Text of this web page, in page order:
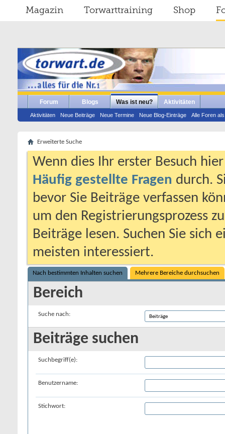
Magazin Torwarttraining Shop
Forum Blogs Was ist neu?
Aktivitäten Neue Beiträge Neue Termine Neue Blog-Einträge Alle Foren
Aktivitäten
Erweiterte Suche
Wenn dies Ihr erster Besuch
Häufig gestellte Fragen durch.
bevor Sie Beiträge verfassen
um den Registrierungsprozess
Beiträge lesen. Suchen Sie sich
meisten interessiert.
Nach bestimmten Inhalten suchen Mehrere Bereiche durchsuchen
Bereich
Suche nach:
Beiträge suchen
Suchbegriff(e):
Benutzername:
Stichwort: